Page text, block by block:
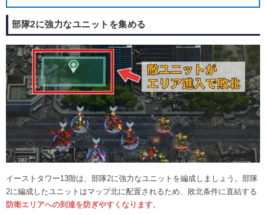
部隊2に強力なユニットを集める
イーストタワー13階は、部隊2に強力なユニットを編成しましょう。部隊
2に編成したユニットはマップ北に配置されるため、敗北条件に直結する
防衛エリアへの到達を防ぎやすくなります。